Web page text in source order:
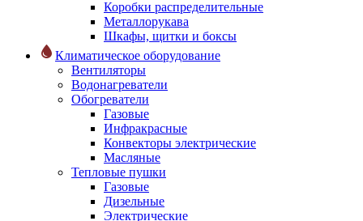
Коробки распределительные
Металлорукава
Шкафы, щитки и боксы
Климатическое оборудование
Вентиляторы
Водонагреватели
Обогреватели
Газовые
Инфракрасные
Конвекторы электрические
Масляные
Тепловые пушки
Газовые
Дизельные
Электрические